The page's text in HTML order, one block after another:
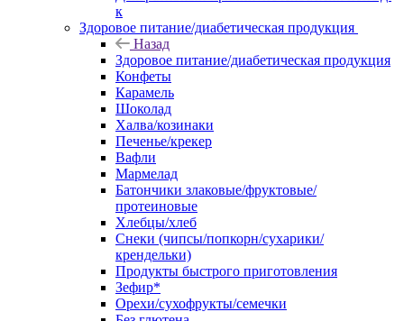
к
Здоровое питание/диабетическая продукция
Назад
Здоровое питание/диабетическая продукция
Конфеты
Карамель
Шоколад
Халва/козинаки
Печенье/крекер
Вафли
Мармелад
Батончики злаковые/фруктовые/
протеиновые
Хлебцы/хлеб
Снеки (чипсы/попкорн/сухарики/
крендельки)
Продукты быстрого приготовления
Зефир*
Орехи/сухофрукты/семечки